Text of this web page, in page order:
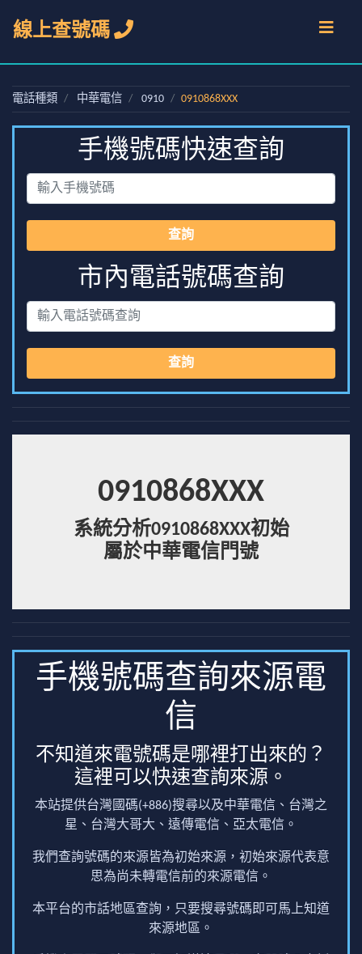
線上查號碼
電話種類 中華電信 0910 0910868XXX
手機號碼快速查詢
查詢
市內電話號碼查詢
查詢
0910868XXX
系統分析0910868XXX初始
屬於中華電信門號
手機號碼查詢來源電
信
不知道來電號碼是哪裡打出來的？
這裡可以快速查詢來源。
本站提供台灣國碼(+886)搜尋以及中華電信、台灣之
星、台灣大哥大、遠傳電信、亞太電信。
我們查詢號碼的來源皆為初始來源，初始來源代表意
思為尚未轉電信前的來源電信。
本平台的市話地區查詢，只要搜尋號碼即可馬上知道
來源地區。